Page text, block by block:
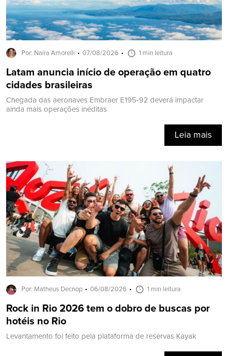
Por: Naira Amorelli 07/08/2026 1 min leitura
Latam anuncia início de operação em quatro
cidades brasileiras
Chegada das aeronaves Embraer E195-92 deverá impactar
ainda mais operações inéditas
Leia mais
Por: Matheus Decnop 06/08/2026 1 min leitura
Rock in Rio 2026 tem o dobro de buscas por
hotéis no Rio
Levantamento foi feito pela plataforma de reservas Kayak